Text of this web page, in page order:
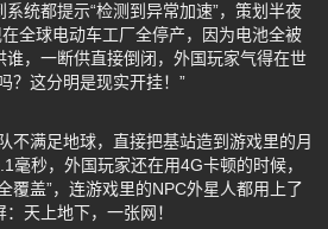
统都提示“检测到异常加速”，策划半夜
全球电动车工厂全停产，因为电池全被
谁，一断供直接倒闭，外国玩家气得在世
？这分明是现实开挂！”
不满足地球，直接把基站造到游戏里的月
毫秒，外国玩家还在用4G卡顿的时候，
覆盖”，连游戏里的NPC外星人都用上了
天上地下，一张网！